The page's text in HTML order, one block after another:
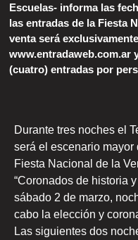
Escuelas- informa las
las entradas de la Fiesta
venta será
www.entradaweb.com.ar
(cuatro) entradas por
Durante tres noches el
será el escenario mayor
Fiesta Nacional de la
“Coronados de historia
sábado 2 de marzo,
cabo la elección y
Las siguientes dos